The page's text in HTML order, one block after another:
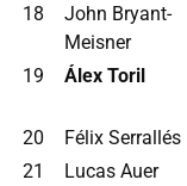
18
John Bryant-
Meisner
19 Álex Toril
20 Félix Serrallés
21
Lucas Auer